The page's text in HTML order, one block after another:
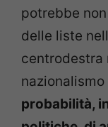
potrebbe
delle liste
centrodestra
nazionalismo
probabilità,